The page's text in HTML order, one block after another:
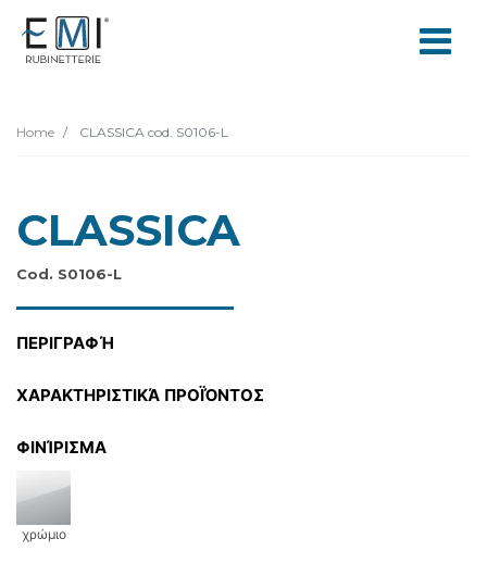
Home CLASSICA cod. S0106-L
CLASSICA
Cod. S0106-L
ΠΕΡΙΓΡΑΦΉ
ΧΑΡΑΚΤΗΡΙΣΤΙΚΆ ΠΡΟΪΌΝΤΟΣ
ΦΙΝΊΡΙΣΜΑ
χρώμιο